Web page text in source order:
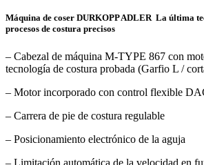
Máquina de coser DURKOPP ADLER La última
procesos de costura precisos
– Cabezal de máquina M-TYPE 867 con
tecnología de costura probada (Garfio L /
– Motor incorporado con control flexible
– Carrera de pie de costura regulable
– Posicionamiento electrónico de la aguja
– Limitación automática de la velocidad en